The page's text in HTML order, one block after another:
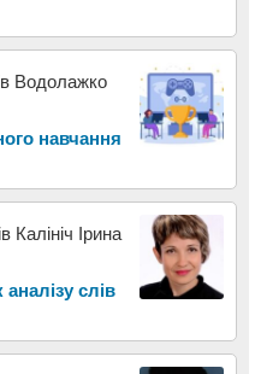
Водолажко
навчання
Калініч Ірина
слів